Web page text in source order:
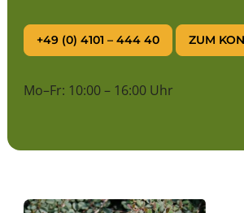
+49 (0) 4101 – 444 40 ZUM
Mo–Fr: 10:00 – 16:00 Uhr